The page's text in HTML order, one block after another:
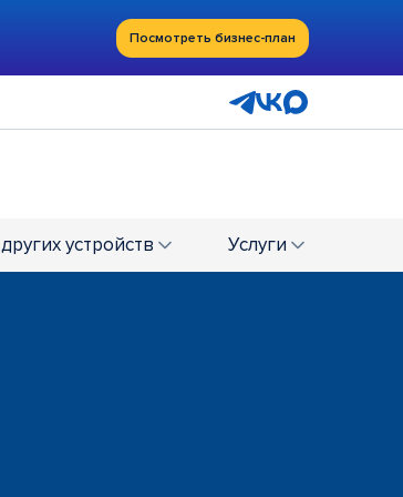
Посмотреть бизнес-план
других устройств Услуги